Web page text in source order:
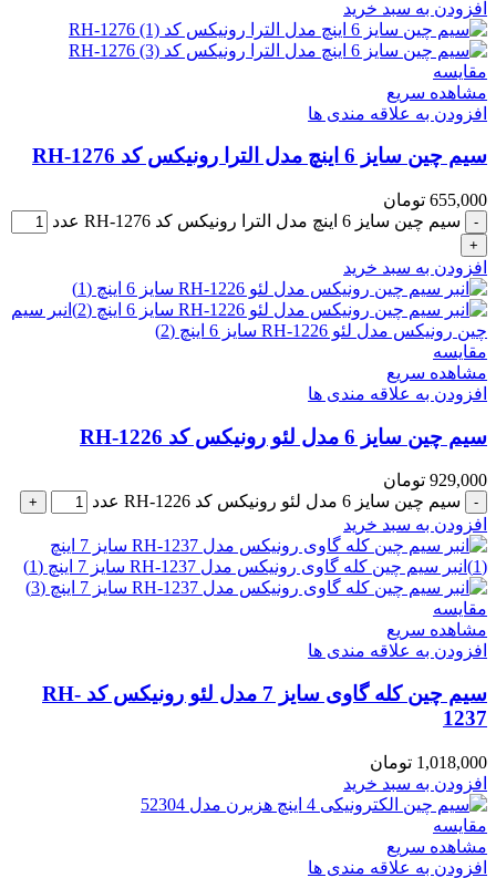
افزودن به سبد خرید
مقایسه
مشاهده سریع
افزودن به علاقه مندی ها
سیم چین سایز 6 اینچ مدل الترا رونیکس کد RH-1276
655,000 تومان
سیم چین سایز 6 اینچ مدل الترا رونیکس کد RH-1276 عدد
افزودن به سبد خرید
مقایسه
مشاهده سریع
افزودن به علاقه مندی ها
سیم چین سایز 6 مدل لئو رونیکس کد RH-1226
929,000 تومان
سیم چین سایز 6 مدل لئو رونیکس کد RH-1226 عدد
افزودن به سبد خرید
مقایسه
مشاهده سریع
افزودن به علاقه مندی ها
سیم چین کله گاوی سایز 7 مدل لئو رونیکس کد RH-
1237
1,018,000 تومان
افزودن به سبد خرید
مقایسه
مشاهده سریع
افزودن به علاقه مندی ها